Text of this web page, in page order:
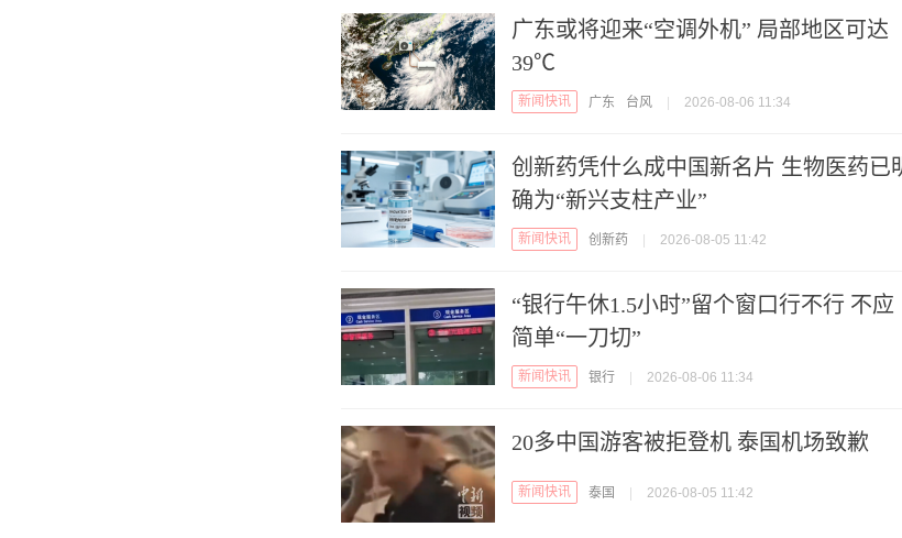
广东或将迎来“空调外机” 局部地区可达
39℃
新闻快讯 广东 台风 2026-08-06 11:34
创新药凭什么成中国新名片 生物医药已
确为“新兴支柱产业”
新闻快讯 创新药 2026-08-05 11:42
“银行午休1.5小时”留个窗口行不行 不应
简单“一刀切”
新闻快讯 银行 2026-08-06 11:34
20多中国游客被拒登机 泰国机场致歉
新闻快讯 泰国 2026-08-05 11:42